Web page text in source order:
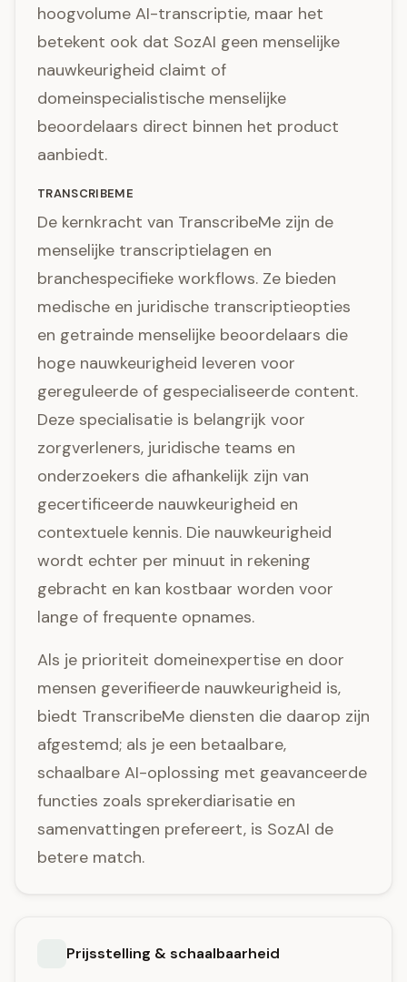
hoogvolume AI-transcriptie, maar het
betekent ook dat SozAI geen menselijke
nauwkeurigheid claimt of
domeinspecialistische menselijke
beoordelaars direct binnen het product
aanbiedt.
TRANSCRIBEME
De kernkracht van TranscribeMe zijn de
menselijke transcriptielagen en
branchespecifieke workflows. Ze bieden
medische en juridische transcriptieopties
en getrainde menselijke beoordelaars die
hoge nauwkeurigheid leveren voor
gereguleerde of gespecialiseerde content.
Deze specialisatie is belangrijk voor
zorgverleners, juridische teams en
onderzoekers die afhankelijk zijn van
gecertificeerde nauwkeurigheid en
contextuele kennis. Die nauwkeurigheid
wordt echter per minuut in rekening
gebracht en kan kostbaar worden voor
lange of frequente opnames.
Als je prioriteit domeinexpertise en door
mensen geverifieerde nauwkeurigheid is,
biedt TranscribeMe diensten die daarop zijn
afgestemd; als je een betaalbare,
schaalbare AI-oplossing met geavanceerde
functies zoals sprekerdiarisatie en
samenvattingen prefereert, is SozAI de
betere match.
Prijsstelling & schaalbaarheid